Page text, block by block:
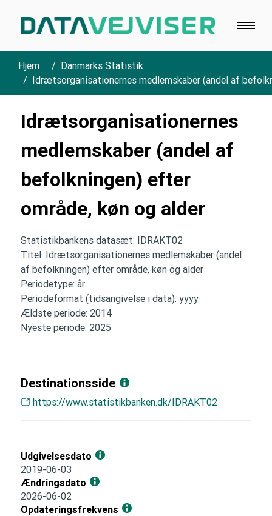
Hjem
Danmarks Statistik
Idrætsorganisationernes medlemskaber (andel af
Idrætsorganisationernes
medlemskaber (andel af
befolkningen) efter
område, køn og alder
Statistikbankens datasæt: IDRAKT02
Titel: Idrætsorganisationernes medlemskaber (andel
af befolkningen) efter område, køn og alder
Periodetype: år
Periodeformat (tidsangivelse i data): yyyy
Ældste periode: 2014
Nyeste periode: 2025
Destinationsside
https://www.statistikbanken.dk/IDRAKT02
Udgivelsesdato
2019-06-03
Ændringsdato
2026-06-02
Opdateringsfrekvens